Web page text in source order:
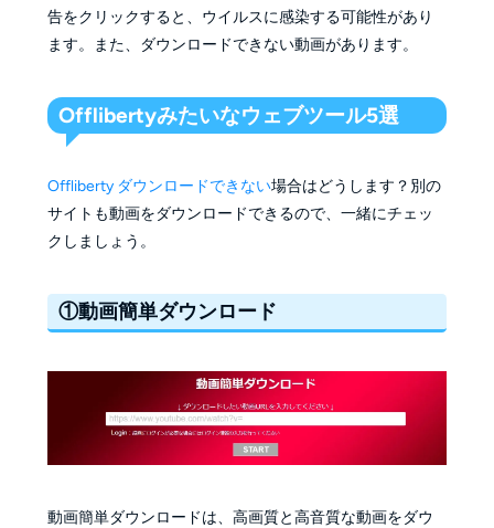
告をクリックすると、ウイルスに感染する可能性があり
ます。また、ダウンロードできない動画があります。
Offlibertyみたいなウェブツール5選
Offliberty ダウンロードできない場合はどうします？別の
サイトも動画をダウンロードできるので、一緒にチェッ
クしましょう。
①動画簡単ダウンロード
動画簡単ダウンロードは、高画質と高音質な動画をダウ